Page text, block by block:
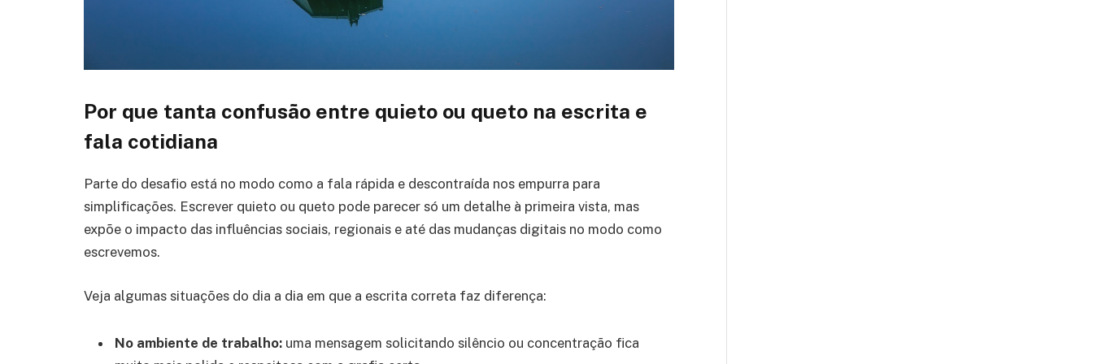
Por que tanta confusão entre quieto ou queto na escrita e
fala cotidiana
Parte do desafio está no modo como a fala rápida e descontraída nos empurra para
simplificações. Escrever quieto ou queto pode parecer só um detalhe à primeira vista, mas
expõe o impacto das influências sociais, regionais e até das mudanças digitais no modo como
escrevemos.
Veja algumas situações do dia a dia em que a escrita correta faz diferença:
No ambiente de trabalho: uma mensagem solicitando silêncio ou concentração fica